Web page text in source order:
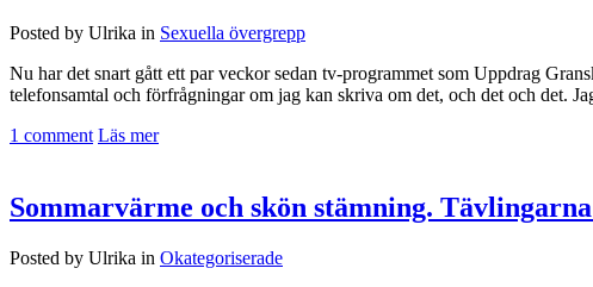
Posted by Ulrika in Sexuella övergrepp
Nu har det snart gått ett par veckor sedan tv-programmet som Uppdrag
telefonsamtal och förfrågningar om jag kan skriva om det, och det och det.
1 comment Läs mer
Sommarvärme och skön stämning.
Posted by Ulrika in Okategoriserade